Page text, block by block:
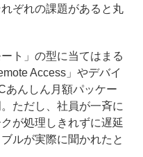
ぞれの課題があると丸
ト」の型に当てはまる
Access」やデバイ
あんしん月額パッケー
ただし、社員が一斉に
が処理しきれずに遅延
ルが実際に聞かれたと